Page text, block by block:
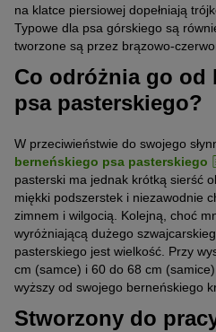
na klatce piersiowej dopełniają
Typowe dla psa górskiego są
tworzone są przez brązowo-
Co odróżnia go od
psa pasterskiego?
W przeciwieństwie do swojego
berneńskiego psa pasterskiego
pasterski ma jednak krótką sierść
miękki podszerstek i niezawodnie
zimnem i wilgocią. Kolejną, choć
wyróżniającą dużego
pasterskiego jest wielkość. Przy
cm (samce) i 60 do 68 cm
wyższy od swojego berneńskiego
Stworzony do